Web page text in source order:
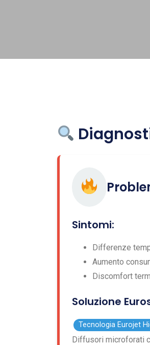
Sintomi:
Differenze
Aumento
Discomfort
Soluzione
Tecnologia Eurojet
Diffusori microforati